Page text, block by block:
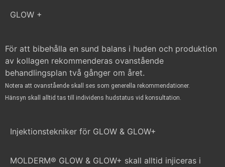
GLOW +
För att bibehålla en sund balans i huden och produktion
av kollagen rekommenderas ovanstående
behandlingsplan två gånger om året.
Notera att ovanstående skall ses som generella rekommendationer.
Hänsyn skall alltid tas till individens hudstatus vid konsultation.
Injektionstekniker för GLOW & GLOW+
MOLDERM® GLOW & GLOW+ skall alltid injiceras i